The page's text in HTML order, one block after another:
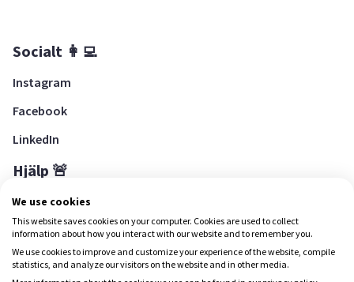
Socialt 👩‍💻
Instagram
Facebook
LinkedIn
Hjälp 🚨
Hjälpcenter
Ladda ned Yepstr
We use cookies
This website saves cookies on your computer. Cookies are used to collect
information about how you interact with our website and to remember you.
We use cookies to improve and customize your experience of the website, compile
statistics, and analyze our visitors on the website and in other media.